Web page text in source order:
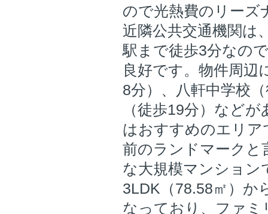
ので光熱費のリーズ
近隣公共交通機関は
駅まで徒歩3分なの
良好です。物件周辺
8分）、八軒中学校
（徒歩19分）など
はおすすめのエリア
前のランドマークと
な大規模マンション
3LDK（78.58㎡）か
なっており、ファ